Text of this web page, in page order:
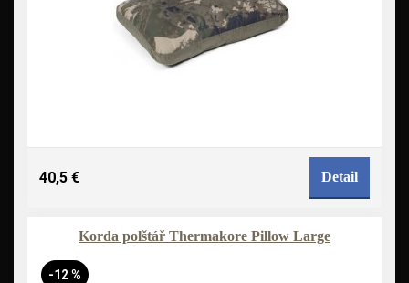
40,5 € Detail
Korda polštář Thermakore Pillow Large
-12 %